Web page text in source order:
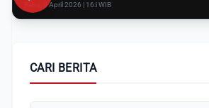
Rabu, 8 April 2026 | 16:i WIB
CARI BERITA